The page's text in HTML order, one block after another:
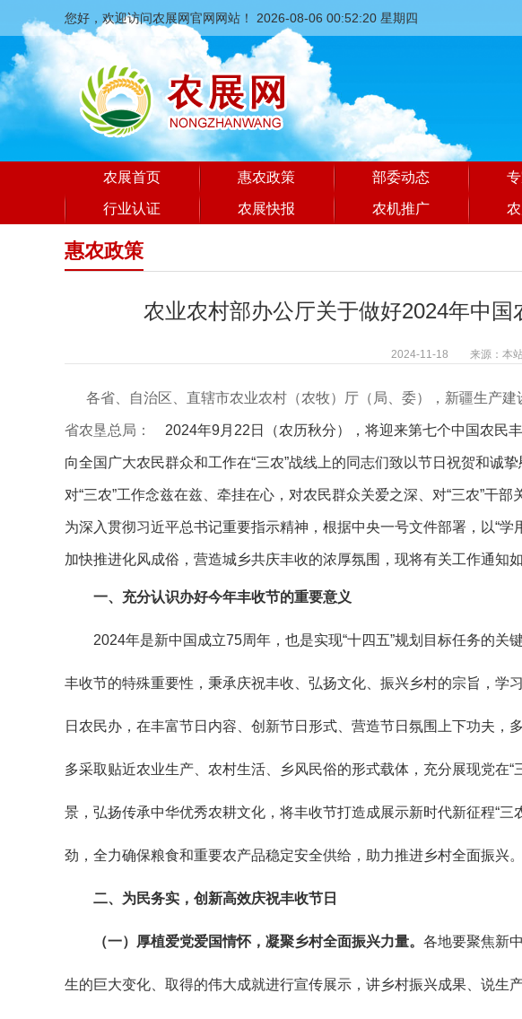
您好，欢迎访问农展网官网网站！ 2026-08-06 00:52:21 星期四
农展首页 惠农政策 部委动态
行业认证 农展快报 农机推广
惠农政策
农业农村部办公厅关于做好2024年中
2024-11-18 来源：本
各省、自治区、直辖市农业农村（农牧）厅（局、委），新疆生产
省农垦总局： 2024年9月22日（农历秋分），将迎来第七个中国农民
向全国广大农民群众和工作在“三农”战线上的同志们致以节日祝贺和诚
对“三农”工作念兹在兹、牵挂在心，对农民群众关爱之深、对“三农”干
为深入贯彻习近平总书记重要指示精神，根据中央一号文件部署，以“学
加快推进化风成俗，营造城乡共庆丰收的浓厚氛围，现将有关工作通知如
一、充分认识办好今年丰收节的重要意义
2024年是新中国成立75周年，也是实现“十四五”规划目标任务的
丰收节的特殊重要性，秉承庆祝丰收、弘扬文化、振兴乡村的宗旨，学
日农民办，在丰富节日内容、创新节日形式、营造节日氛围上下功夫，
多采取贴近农业生产、农村生活、乡风民俗的形式载体，充分展现党在
景，弘扬传承中华优秀农耕文化，将丰收节打造成展示新时代新征程“
劲，全力确保粮食和重要农产品稳定安全供给，助力推进乡村全面振兴。
二、为民务实，创新高效庆祝丰收节日
（一）厚植爱党爱国情怀，凝聚乡村全面振兴力量。 各地要聚焦新
生的巨大变化、取得的伟大成就进行宣传展示，讲乡村振兴成果、说生